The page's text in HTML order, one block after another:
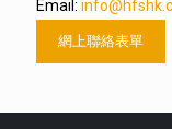
Email:
網上聯絡表單